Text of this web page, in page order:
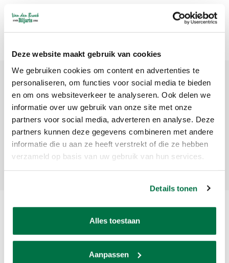
Deze website maakt gebruik van cookies
We gebruiken cookies om content en advertenties te
personaliseren, om functies voor social media te bieden
en om ons websiteverkeer te analyseren. Ook delen we
informatie over uw gebruik van onze site met onze
partners voor social media, adverteren en analyse. Deze
partners kunnen deze gegevens combineren met andere
informatie die u aan ze heeft verstrekt of die ze hebben
verzameld op basis van uw gebruik van hun services.
Details tonen
Alles toestaan
Aanpassen
Popularity 1
Sign up for our newsletter
Get the latest updates, news and product offers via email
Subscribe